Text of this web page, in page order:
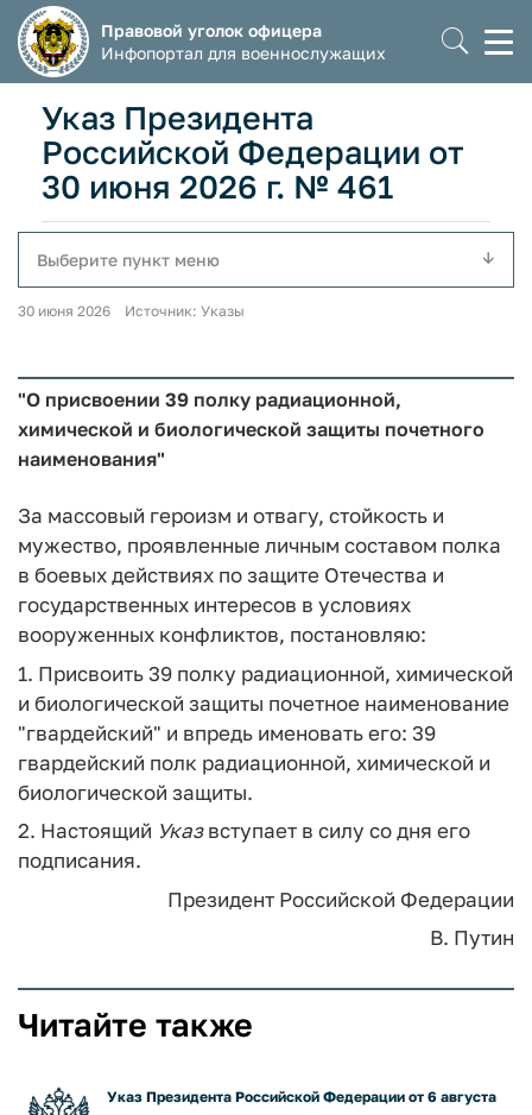
Правовой уголок офицера
Инфопортал для военнослужащих
Указ Президента
Российской Федерации от
30 июня 2026 г. № 461
Выберите пункт меню
30 июня 2026 Источник: Указы
"О присвоении 39 полку радиационной,
химической и биологической защиты почетного
наименования"
За массовый героизм и отвагу, стойкость и
мужество, проявленные личным составом полка
в боевых действиях по защите Отечества и
государственных интересов в условиях
вооруженных конфликтов, постановляю:
1. Присвоить 39 полку радиационной, химической
и биологической защиты почетное наименование
"гвардейский" и впредь именовать его: 39
гвардейский полк радиационной, химической и
биологической защиты.
2. Настоящий Указвступает в силу со дня его
подписания.
Президент Российской Федерации
В. Путин
Читайте также
Указ Президента Российской Федерации от 6 августа